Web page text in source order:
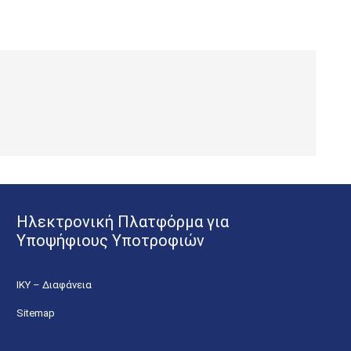
Ηλεκτρονική Πλατφόρμα για
Υποψήφιους Υποτροφιών
ΙΚΥ – Διαφάνεια
Sitemap